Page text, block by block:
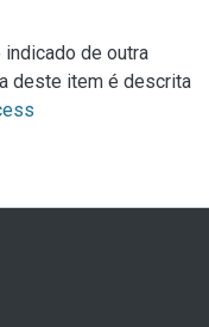
indicado de outra
deste item é descrita